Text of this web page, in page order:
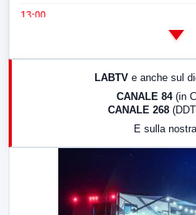
13:00
17:00
LABTV e anche sul
CANALE 84 (in
CANALE 268
E sulla nostra